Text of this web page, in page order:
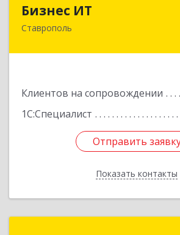
Бизнес ИТ
Ставрополь
Клиентов на сопровождении
1С:Специалист
Отправить
Показать контакты
355035, Ставропольский край,
Отправить
Назад